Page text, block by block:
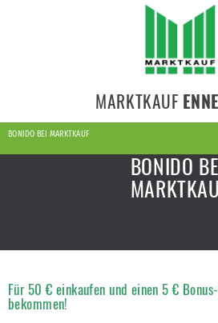
MARKTKAUF
BONIDO BEI MARKTKAUF
BONIDO
Für 50 € einkaufen und einen 5 €
bekommen!